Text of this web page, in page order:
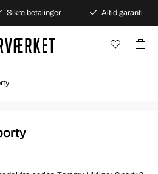
betalinger Altid garanti